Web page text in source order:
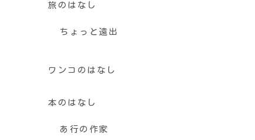
旅のはなし
ちょっと遠出
ワンコのはなし
本のはなし
あ行の作家